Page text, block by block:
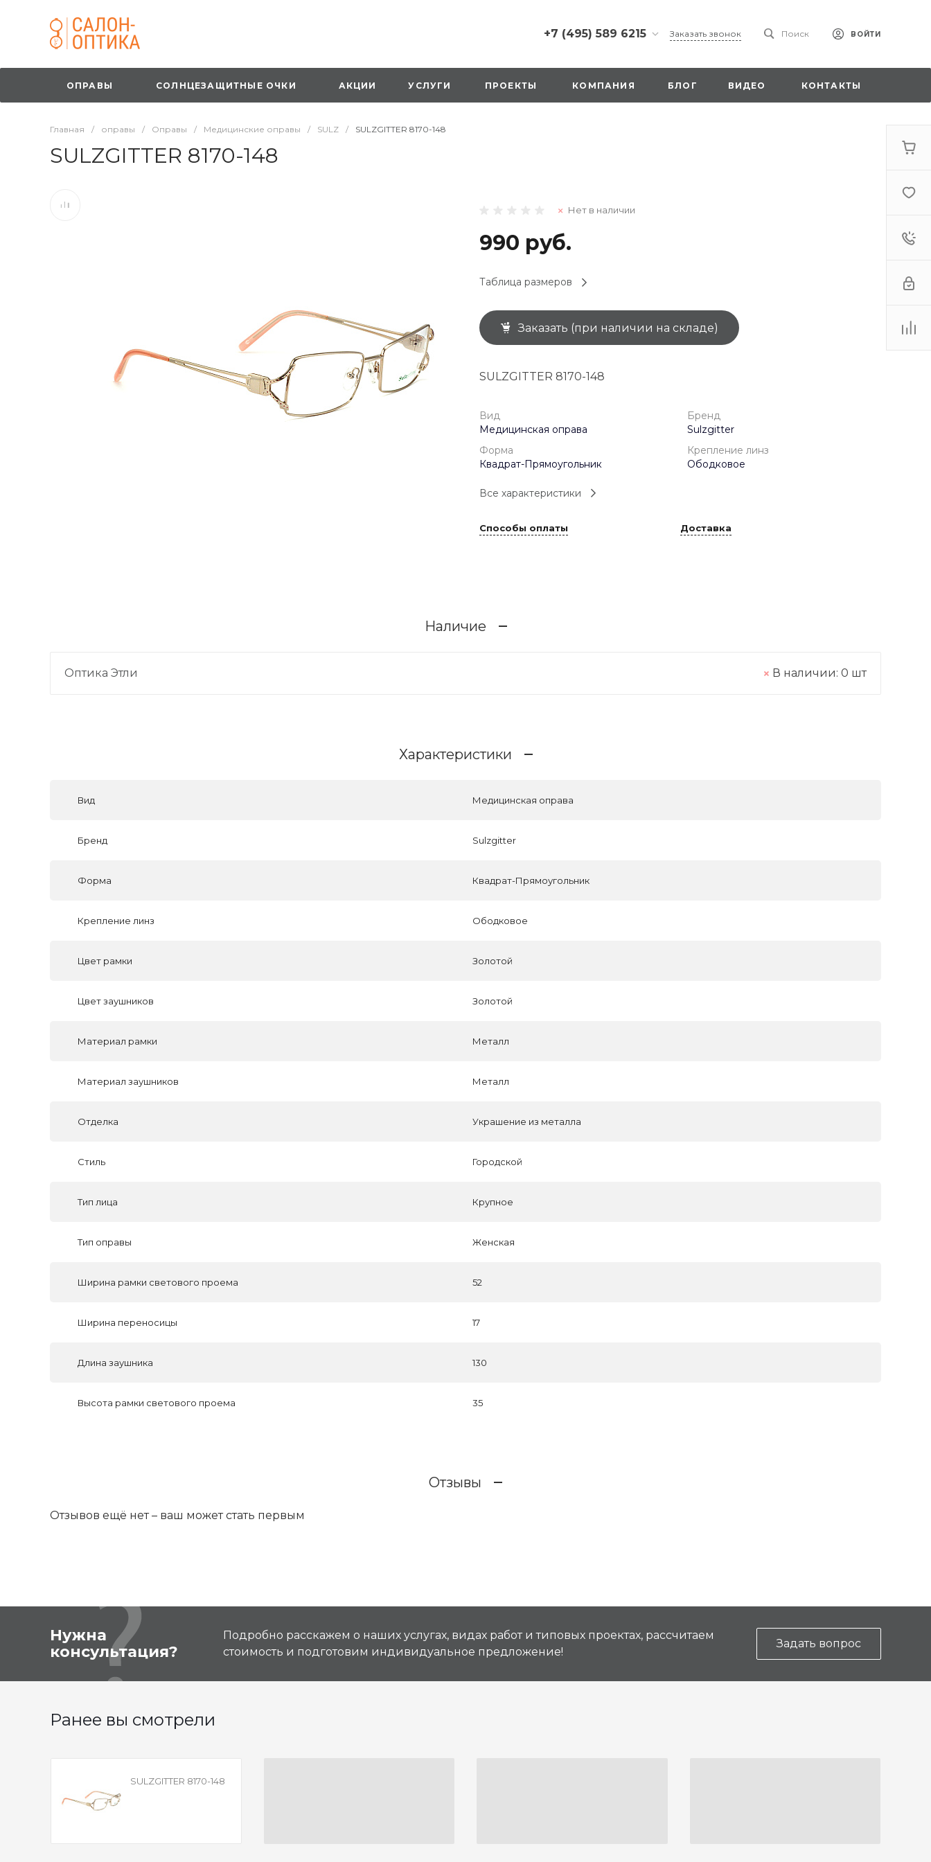
+7 (495) 589 6215
+7 (495) 589 6215
г. Москва, Русаковская
ул., д.1, вход с улицы со
стороны ТТК
г. Москва,
оранжевая вывеска
напротив «Перекрестка»
на 1 этаже
1 мая: 10:00-19:00
+7 (926) 092 4274
г. Королёв, пр-т
(0-9)
1 мая: 10:00-19:00
9 мая: 10:00-19:00
Заказать звонок Поиск ВОЙТИ
ОПРАВЫ СОЛНЦЕЗАЩИТНЫЕ ОЧКИ АКЦИИ УСЛУГИ ПРОЕКТЫ КОМПАНИЯ БЛОГ ВИДЕО КОНТАКТЫ
Главная / оправы / Оправы / Медицинские оправы / SULZ / SULZGITTER 8170-148
SULZGITTER 8170-148
Нет в наличии
990 руб.
Таблица размеров
Заказать (при наличии на складе)
SULZGITTER 8170-148
Вид
Медицинская оправа
Бренд
Sulzgitter
Форма
Квадрат-Прямоугольник
Крепление линз
Ободковое
Все характеристики
Способы оплаты Доставка
Наличие
Оптика Этли В наличии: 0 шт
Характеристики
Вид Медицинская оправа
Бренд Sulzgitter
Форма Квадрат-Прямоугольник
Крепление линз Ободковое
Цвет рамки Золотой
Цвет заушников Золотой
Материал рамки Металл
Материал заушников Металл
Отделка Украшение из металла
Стиль Городской
Тип лица Крупное
Тип оправы Женская
Ширина рамки светового проема 52
Ширина переносицы 17
Длина заушника 130
Высота рамки светового проема 35
Отзывы
Отзывов ещё нет – ваш может стать первым
Нужна
консультация?
Подробно расскажем о наших услугах, видах работ и типовых проектах, рассчитаем
стоимость и подготовим индивидуальное предложение!
Задать вопрос
Ранее вы смотрели
SULZGITTER 8170-148